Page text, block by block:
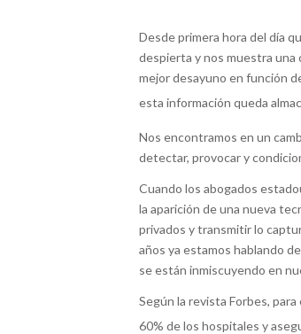
Desde primera hora del día
despierta y nos muestra una
mejor desayuno en función
esta información queda
Nos encontramos en un
detectar, provocar y
Cuando los abogados
la aparición de una nueva
privados y transmitir lo
años ya estamos hablando
se están inmiscuyendo en
Según la revista Forbes,
60% de los hospitales y